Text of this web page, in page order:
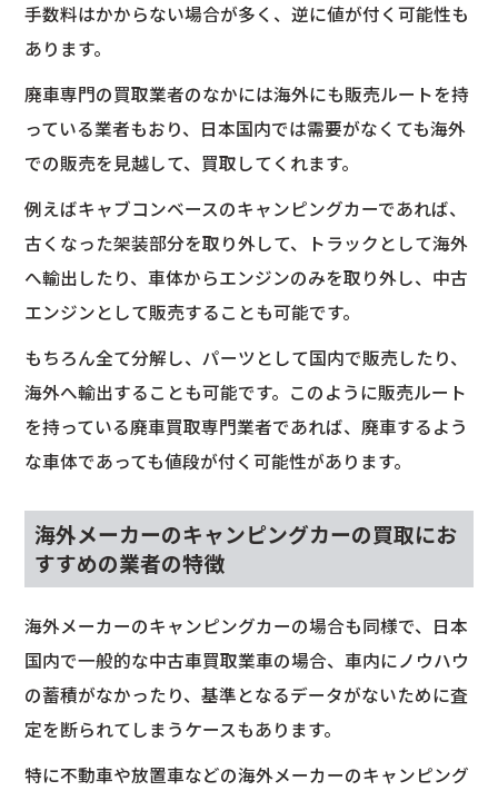
手数料はかからない場合が多く、逆に値が付く可能性も
あります。
廃車専門の買取業者のなかには海外にも販売ルートを持
っている業者もおり、日本国内では需要がなくても海外
での販売を見越して、買取してくれます。
例えばキャブコンベースのキャンピングカーであれば、
古くなった架装部分を取り外して、トラックとして海外
へ輸出したり、車体からエンジンのみを取り外し、中古
エンジンとして販売することも可能です。
もちろん全て分解し、パーツとして国内で販売したり、
海外へ輸出することも可能です。このように販売ルート
を持っている廃車買取専門業者であれば、廃車するよう
な車体であっても値段が付く可能性があります。
海外メーカーのキャンピングカーの買取にお
すすめの業者の特徴
海外メーカーのキャンピングカーの場合も同様で、日本
国内で一般的な中古車買取業車の場合、車内にノウハウ
の蓄積がなかったり、基準となるデータがないために査
定を断られてしまうケースもあります。
特に不動車や放置車などの海外メーカーのキャンピング